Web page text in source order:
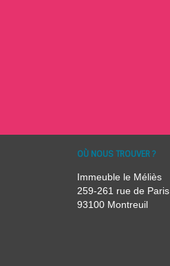
OÙ NOUS TROUVER ?
Immeuble le Méliès
259-261 rue de Paris
93100 Montreuil